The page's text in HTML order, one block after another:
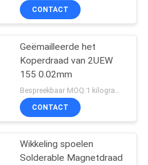
CONTACT
Geëmailleerde het
Koperdraad van 2UEW
155 0.02mm
Bespreekbaar MOQ:1 kilogram/Kilogram
CONTACT
Wikkeling spoelen
Solderable Magnetdraad